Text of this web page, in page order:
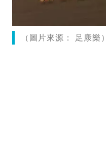
（圖片來源： 足康樂）